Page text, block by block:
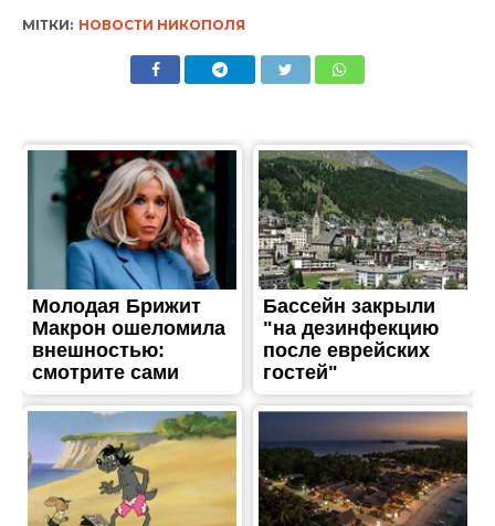
МІТКИ: НОВОСТИ НИКОПОЛЯ